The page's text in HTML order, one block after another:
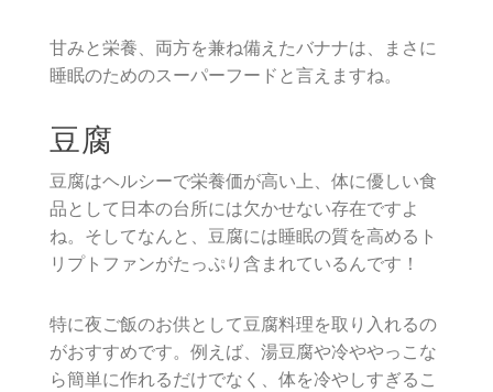
甘みと栄養、両方を兼ね備えたバナナは、まさに
睡眠のためのスーパーフードと言えますね。
豆腐
豆腐はヘルシーで栄養価が高い上、体に優しい食
品として日本の台所には欠かせない存在ですよ
ね。そしてなんと、豆腐には睡眠の質を高めるト
リプトファンがたっぷり含まれているんです！
特に夜ご飯のお供として豆腐料理を取り入れるの
がおすすめです。例えば、湯豆腐や冷ややっこな
ら簡単に作れるだけでなく、体を冷やしすぎるこ